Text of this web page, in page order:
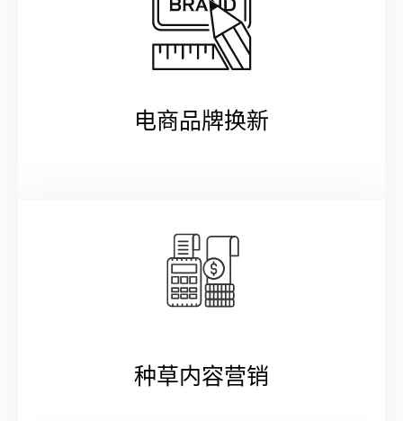
电商品牌换新
种草内容营销